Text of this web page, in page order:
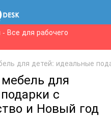
Все для рабочего
для детей: идеальные
для
с
и Новый год